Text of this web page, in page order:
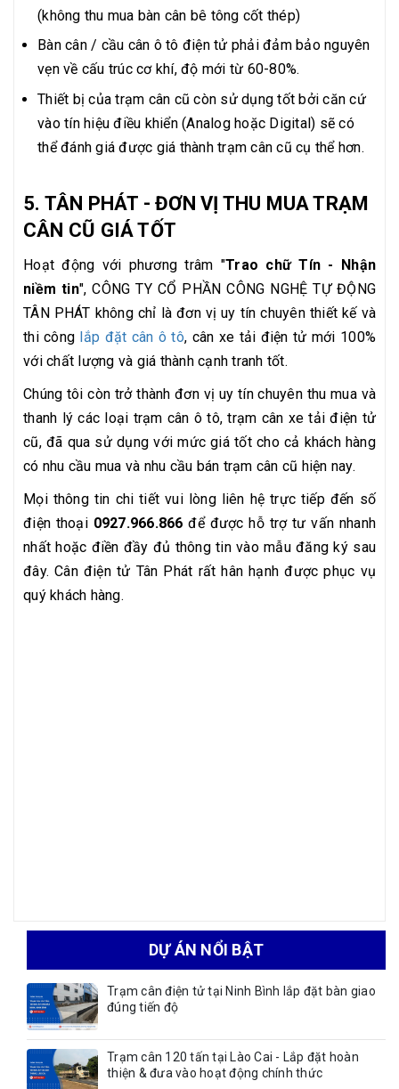
(không thu mua bàn cân bê tông cốt thép)
Bàn cân / cầu cân ô tô điện tử phải đảm bảo nguyên
vẹn về cấu trúc cơ khí, độ mới từ 60-80%.
Thiết bị của trạm cân cũ còn sử dụng tốt bởi căn cứ
vào tín hiệu điều khiển (Analog hoặc Digital) sẽ có
thể đánh giá được giá thành trạm cân cũ cụ thể hơn.
5. TÂN PHÁT - ĐƠN VỊ THU MUA TRẠM
CÂN CŨ GIÁ TỐT
Hoạt động với phương trâm "Trao chữ Tín - Nhận
niềm tin", CÔNG TY CỔ PHẦN CÔNG NGHỆ TỰ ĐỘNG
TÂN PHÁT không chỉ là đơn vị uy tín chuyên thiết kế và
thi công lắp đặt cân ô tô, cân xe tải điện tử mới 100%
với chất lượng và giá thành cạnh tranh tốt.
Chúng tôi còn trở thành đơn vị uy tín chuyên thu mua và
thanh lý các loại trạm cân ô tô, trạm cân xe tải điện tử
cũ, đã qua sử dụng với mức giá tốt cho cả khách hàng
có nhu cầu mua và nhu cầu bán trạm cân cũ hiện nay.
Mọi thông tin chi tiết vui lòng liên hệ trực tiếp đến số
điện thoại 0927.966.866 để được hỗ trợ tư vấn nhanh
nhất hoặc điền đầy đủ thông tin vào mẫu đăng ký sau
đây. Cân điện tử Tân Phát rất hân hạnh được phục vụ
quý khách hàng.
DỰ ÁN NỔI BẬT
Trạm cân điện tử tại Ninh Bình lắp đặt bàn giao
đúng tiến độ
Trạm cân 120 tấn tại Lào Cai - Lắp đặt hoàn
thiện & đưa vào hoạt động chính thức